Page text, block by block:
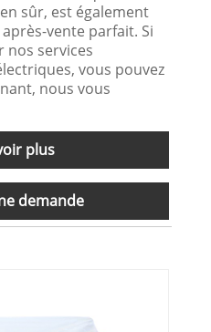
sûr, est également
vente parfait. Si
nos services
vous pouvez
nous vous
plus
demande